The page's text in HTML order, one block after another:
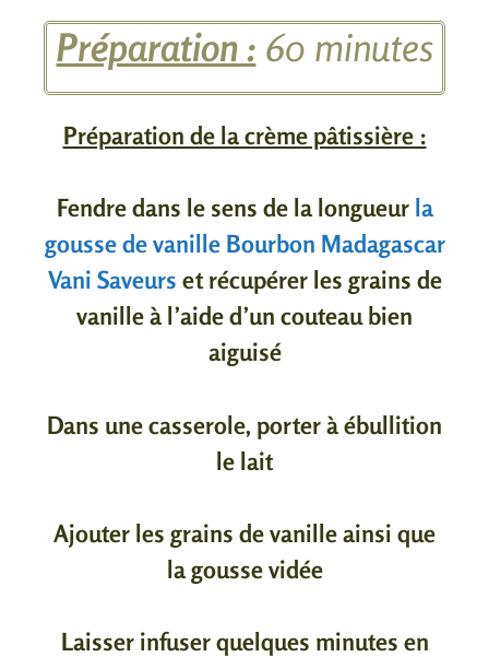
Préparation : 60 minutes
Préparation de la crème pâtissière :
Fendre dans le sens de la longueur la
gousse de vanille Bourbon Madagascar
Vani Saveurs et récupérer les grains de
vanille à l’aide d’un couteau bien
aiguisé
Dans une casserole, porter à ébullition
le lait
Ajouter les grains de vanille ainsi que
la gousse vidée
Laisser infuser quelques minutes en